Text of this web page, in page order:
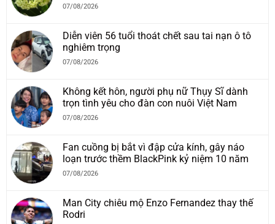
07/08/2026
Diễn viên 56 tuổi thoát chết sau tai nạn ô tô
nghiêm trọng
07/08/2026
Không kết hôn, người phụ nữ Thụy Sĩ dành
trọn tình yêu cho đàn con nuôi Việt Nam
07/08/2026
Fan cuồng bị bắt vì đập cửa kính, gây náo
loạn trước thềm BlackPink kỷ niệm 10 năm
07/08/2026
Man City chiêu mộ Enzo Fernandez thay thế
Rodri